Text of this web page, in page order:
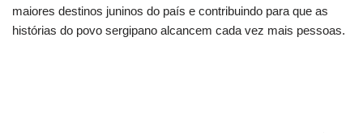
maiores destinos juninos do país e contribuindo para que as
histórias do povo sergipano alcancem cada vez mais pessoas.